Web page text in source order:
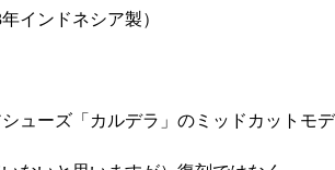
インドネシア製）
ューズ「カルデラ」のミッドカットモ